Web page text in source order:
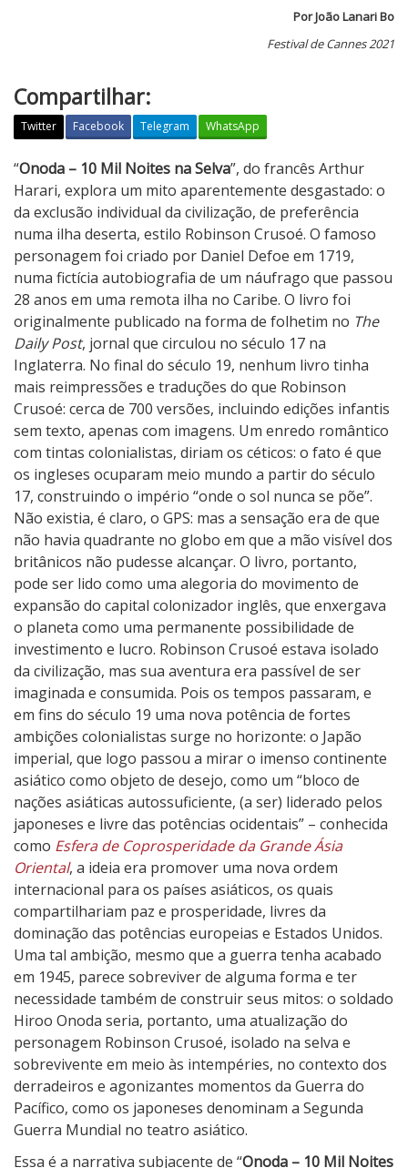
Por João Lanari Bo
Festival de Cannes 2021
Compartilhar:
Twitter Facebook Telegram WhatsApp
O
n
o
d
a
–
1
0
M
i
l
N
o
i
t
e
s
n
a
S
e
l
v
a
“Onoda – 10 Mil Noites na Selva”, do francês Arthur
Harari, explora um mito aparentemente desgastado: o
da exclusão individual da civilização, de preferência
numa ilha deserta, estilo Robinson Crusoé. O famoso
personagem foi criado por Daniel Defoe em 1719,
numa fictícia autobiografia de um náufrago que passou
28 anos em uma remota ilha no Caribe. O livro foi
originalmente publicado na forma de folhetim no The
Daily Post, jornal que circulou no século 17 na
Inglaterra. No final do século 19, nenhum livro tinha
mais reimpressões e traduções do que Robinson
Crusoé: cerca de 700 versões, incluindo edições infantis
sem texto, apenas com imagens. Um enredo romântico
com tintas colonialistas, diriam os céticos: o fato é que
os ingleses ocuparam meio mundo a partir do século
17, construindo o império “onde o sol nunca se põe”.
Não existia, é claro, o GPS: mas a sensação era de que
não havia quadrante no globo em que a mão visível dos
britânicos não pudesse alcançar. O livro, portanto,
pode ser lido como uma alegoria do movimento de
expansão do capital colonizador inglês, que enxergava
o planeta como uma permanente possibilidade de
investimento e lucro. Robinson Crusoé estava isolado
da civilização, mas sua aventura era passível de ser
imaginada e consumida. Pois os tempos passaram, e
em fins do século 19 uma nova potência de fortes
ambições colonialistas surge no horizonte: o Japão
imperial, que logo passou a mirar o imenso continente
asiático como objeto de desejo, como um “bloco de
nações asiáticas autossuficiente, (a ser) liderado pelos
japoneses e livre das potências ocidentais” – conhecida
como Esfera de Coprosperidade da Grande Ásia
Oriental, a ideia era promover uma nova ordem
internacional para os países asiáticos, os quais
compartilhariam paz e prosperidade, livres da
dominação das potências europeias e Estados Unidos.
Uma tal ambição, mesmo que a guerra tenha acabado
em 1945, parece sobreviver de alguma forma e ter
necessidade também de construir seus mitos: o soldado
Hiroo Onoda seria, portanto, uma atualização do
personagem Robinson Crusoé, isolado na selva e
sobrevivente em meio às intempéries, no contexto dos
derradeiros e agonizantes momentos da Guerra do
Pacífico, como os japoneses denominam a Segunda
Guerra Mundial no teatro asiático.
Essa é a narrativa subjacente de “Onoda – 10 Mil Noites